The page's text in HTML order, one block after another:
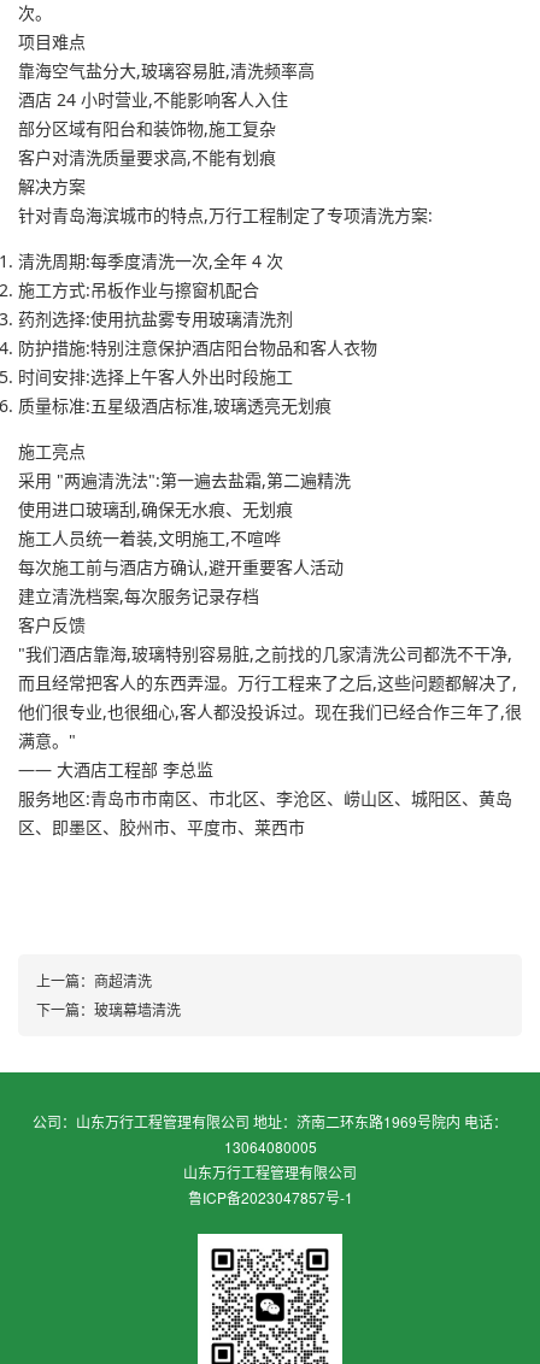
次。
项目难点
靠海空气盐分大,玻璃容易脏,清洗频率高
酒店 24 小时营业,不能影响客人入住
部分区域有阳台和装饰物,施工复杂
客户对清洗质量要求高,不能有划痕
解决方案
针对青岛海滨城市的特点,万行工程制定了专项清洗方案:
清洗周期:每季度清洗一次,全年 4 次
施工方式:吊板作业与擦窗机配合
药剂选择:使用抗盐雾专用玻璃清洗剂
防护措施:特别注意保护酒店阳台物品和客人衣物
时间安排:选择上午客人外出时段施工
质量标准:五星级酒店标准,玻璃透亮无划痕
施工亮点
采用 "两遍清洗法":第一遍去盐霜,第二遍精洗
使用进口玻璃刮,确保无水痕、无划痕
施工人员统一着装,文明施工,不喧哗
每次施工前与酒店方确认,避开重要客人活动
建立清洗档案,每次服务记录存档
客户反馈
"我们酒店靠海,玻璃特别容易脏,之前找的几家清洗公司都洗不干净,
而且经常把客人的东西弄湿。万行工程来了之后,这些问题都解决了,
他们很专业,也很细心,客人都没投诉过。现在我们已经合作三年了,很
满意。"
—— 大酒店工程部 李总监
服务地区:青岛市市南区、市北区、李沧区、崂山区、城阳区、黄岛
区、即墨区、胶州市、平度市、莱西市
上一篇： 商超清洗
下一篇： 玻璃幕墙清洗
公司：山东万行工程管理有限公司 地址：济南二环东路1969号院内 电话：
13064080005
山东万行工程管理有限公司
鲁ICP备2023047857号-1